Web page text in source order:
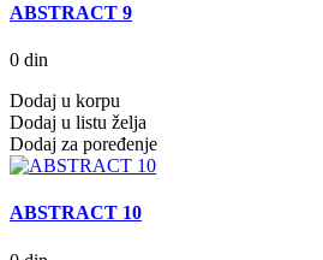
ABSTRACT 9
0 din
Dodaj u korpu
Dodaj u listu želja
Dodaj za poređenje
ABSTRACT 10